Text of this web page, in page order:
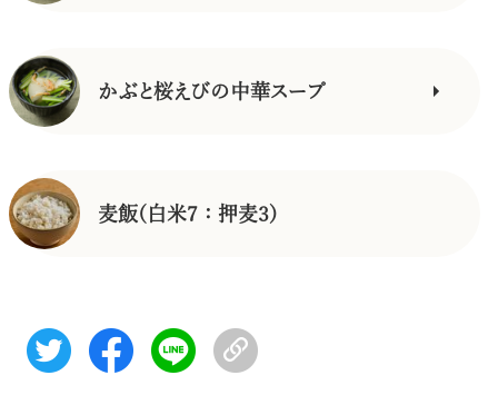
かぶと桜えびの中華スープ
麦飯(白米7：押麦3)